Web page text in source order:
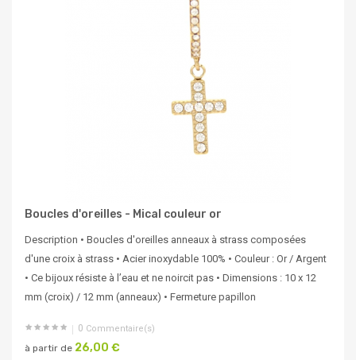
Boucles d'oreilles - Mical couleur or
Description • Boucles d'oreilles anneaux à strass composées
d'une croix à strass • Acier inoxydable 100% • Couleur : Or / Argent
• Ce bijoux résiste à l’eau et ne noircit pas • Dimensions : 10 x 12
mm (croix) / 12 mm (anneaux) • Fermeture papillon
0 Commentaire(s)
à partir de 26,00 €